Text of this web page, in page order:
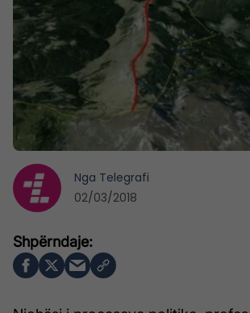
Nga Telegrafi
02/03/2018